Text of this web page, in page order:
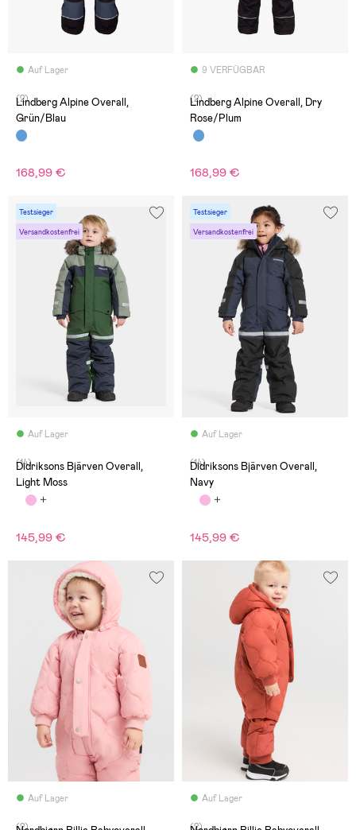
Auf Lager
(2)
Lindberg Alpine Overall,
Grün/Blau
168,99 €
9 VERFÜGBAR
(2)
Lindberg Alpine Overall, Dry
Rose/Plum
168,99 €
Testsieger
Versandkostenfrei
Auf Lager
(14)
Didriksons Bjärven Overall,
Light Moss
145,99 €
Testsieger
Versandkostenfrei
Auf Lager
(14)
Didriksons Bjärven Overall,
Navy
145,99 €
Auf Lager
(2)
Auf Lager
(2)